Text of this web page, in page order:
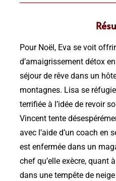
Pour Noël, Eva se voit
d’amaigrissement détox
séjour de rêve dans un
montagnes. Lisa se
terrifiée à l’idée de revoir
Vincent tente
avec l’aide d’un coach en
est enfermée dans un
chef qu’elle exècre, quant
dans une tempête de